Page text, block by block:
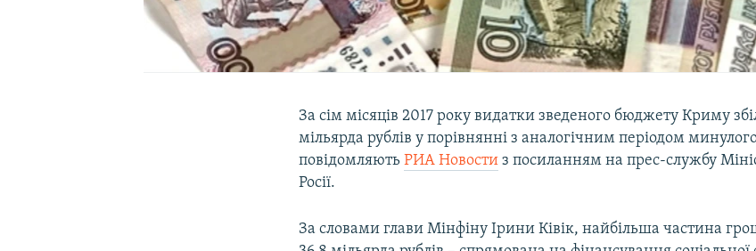
За сім місяців 2017 року видатки зведеного бюджету Криму
мільярда рублів у порівнянні з аналогічним періодом
повідомляютьРИА Новости з посиланням на прес-службу
Росії.
За словами глави Мінфіну Ірини Ківік, найбільша частина